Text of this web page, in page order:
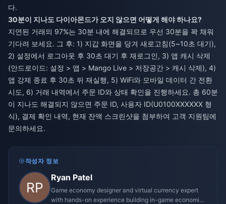
다.
30분이 지나도 다이아몬드가 오지 않으면 어떻게 해야 하나요?
지연된 거래의 97%는 30분 내에 해결되므로 우선 30분을 꽉 채워
기다려 보세요. 그 후: 1) 지갑 화면을 당겨 새로고침(5~10초 대기),
2) 설정에서 로그아웃 후 30초 대기 후 재로그인, 3) 앱 캐시 삭제
(안드로이드: 설정 > 앱 > Mango Live > 저장공간 > 캐시 삭제), 4)
앱 강제 종료 후 30초 뒤 재실행, 5) WiFi와 모바일 데이터 간 전환
시도, 6) 거래 내역에서 주문 ID와 상태 확인을 진행하세요. 총 60분
이 지나도 해결되지 않으면 주문 ID, 사용자 ID(U0100XXXXXX 형
식), 결제 확인 내역, 현재 잔액 스크린샷을 첨부하여 고객 지원팀에
문의하세요.
작성자 정보
Ryan Patel
Game economy designer and virtual currency expert
with hands-on experience building in-game economies